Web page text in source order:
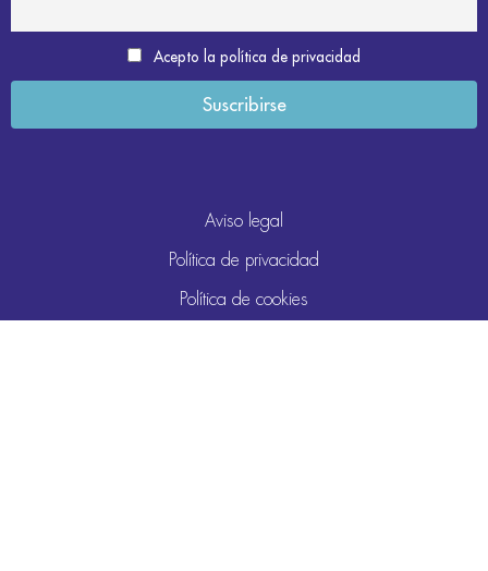
Acepto la política de privacidad
Aviso legal
Política de privacidad
Política de cookies